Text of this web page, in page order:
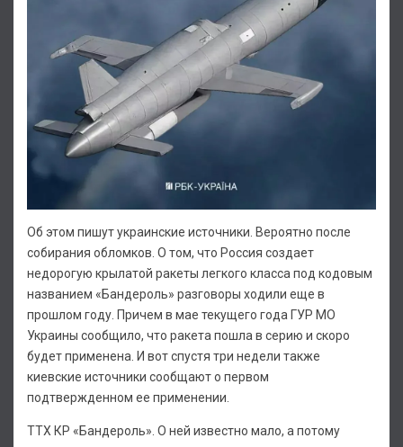
Об этом пишут украинские источники. Вероятно после
собирания обломков. О том, что Россия создает
недорогую крылатой ракеты легкого класса под кодовым
названием «Бандероль» разговоры ходили еще в
прошлом году. Причем в мае текущего года ГУР МО
Украины сообщило, что ракета пошла в серию и скоро
будет применена. И вот спустя три недели также
киевские источники сообщают о первом
подтвержденном ее применении.
ТТХ КР «Бандероль». О ней известно мало, а потому